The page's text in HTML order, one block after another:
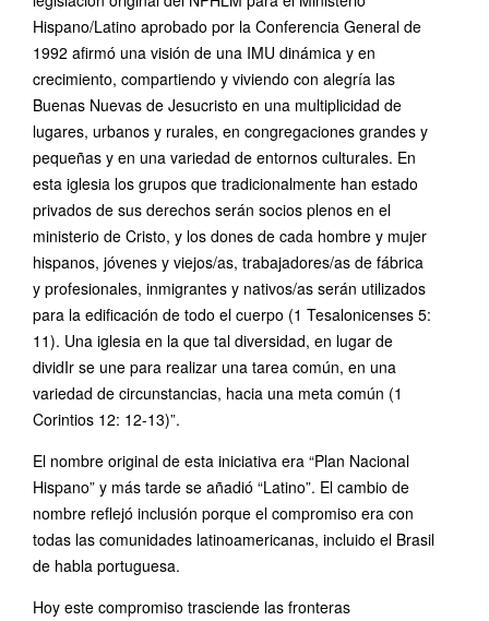
Hispano/Latino aprobado por la Conferencia General de
1992 afirmó una visión de una IMU dinámica y en
crecimiento, compartiendo y viviendo con alegría las
Buenas Nuevas de Jesucristo en una multiplicidad de
lugares, urbanos y rurales, en congregaciones grandes y
pequeñas y en una variedad de entornos culturales. En
esta iglesia los grupos que tradicionalmente han estado
privados de sus derechos serán socios plenos en el
ministerio de Cristo, y los dones de cada hombre y mujer
hispanos, jóvenes y viejos/as, trabajadores/as de fábrica
y profesionales, inmigrantes y nativos/as serán utilizados
para la edificación de todo el cuerpo (1 Tesalonicenses 5:
11). Una iglesia en la que tal diversidad, en lugar de
dividIr se une para realizar una tarea común, en una
variedad de circunstancias, hacia una meta común (1
Corintios 12: 12-13)”.
El nombre original de esta iniciativa era “Plan Nacional
Hispano” y más tarde se añadió “Latino”. El cambio de
nombre reflejó inclusión porque el compromiso era con
todas las comunidades latinoamericanas, incluido el Brasil
de habla portuguesa.
Hoy este compromiso trasciende las fronteras